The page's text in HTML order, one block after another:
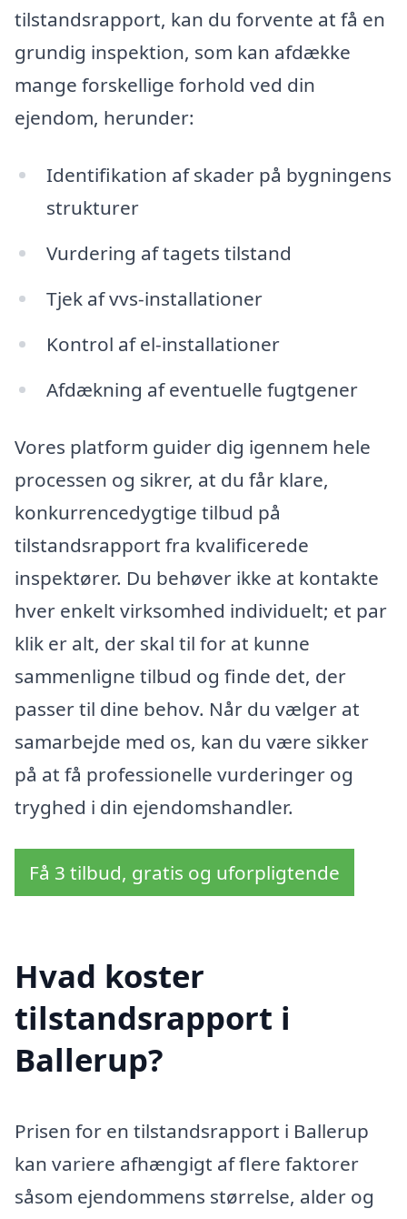
tilstandsrapport, kan du forvente at få en
grundig inspektion, som kan afdække
mange forskellige forhold ved din
ejendom, herunder:
Identifikation af skader på bygningens
strukturer
Vurdering af tagets tilstand
Tjek af vvs-installationer
Kontrol af el-installationer
Afdækning af eventuelle fugtgener
Vores platform guider dig igennem hele
processen og sikrer, at du får klare,
konkurrencedygtige tilbud på
tilstandsrapport fra kvalificerede
inspektører. Du behøver ikke at kontakte
hver enkelt virksomhed individuelt; et par
klik er alt, der skal til for at kunne
sammenligne tilbud og finde det, der
passer til dine behov. Når du vælger at
samarbejde med os, kan du være sikker
på at få professionelle vurderinger og
tryghed i din ejendomshandler.
Få 3 tilbud, gratis og uforpligtende
Hvad koster
tilstandsrapport i
Ballerup?
Prisen for en tilstandsrapport i Ballerup
kan variere afhængigt af flere faktorer
såsom ejendommens størrelse, alder og